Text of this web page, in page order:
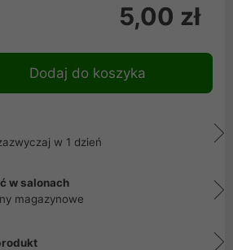
5,00 zł
Dodaj do koszyka
w 1 dzień
w salonach
magazynowe